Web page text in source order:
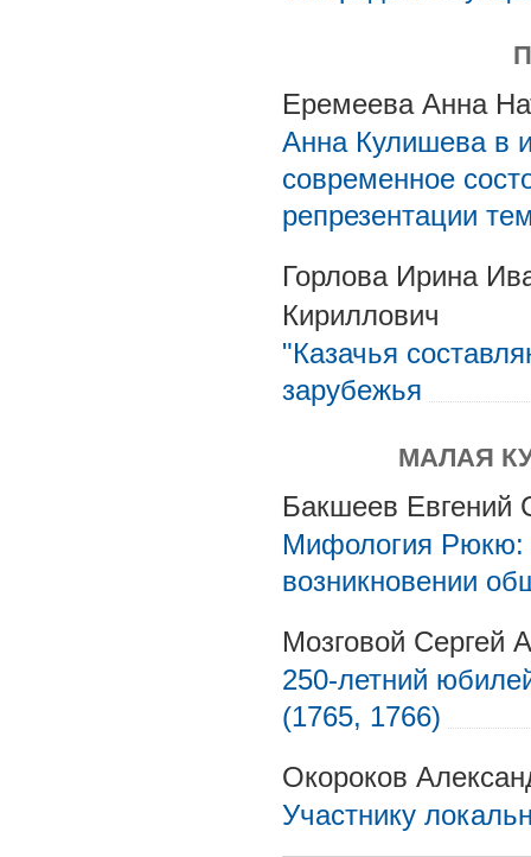
Еремеева Анна
Анна Кулишева в
современное
репрезентации
Горлова Ирина
Кириллович
"Казачья
зарубежья
МАЛАЯ
Бакшеев Евгений
Мифология Рюкю:
возникновении
Мозговой Сергей
250-летний
(1765, 1766)
Окороков
Участнику